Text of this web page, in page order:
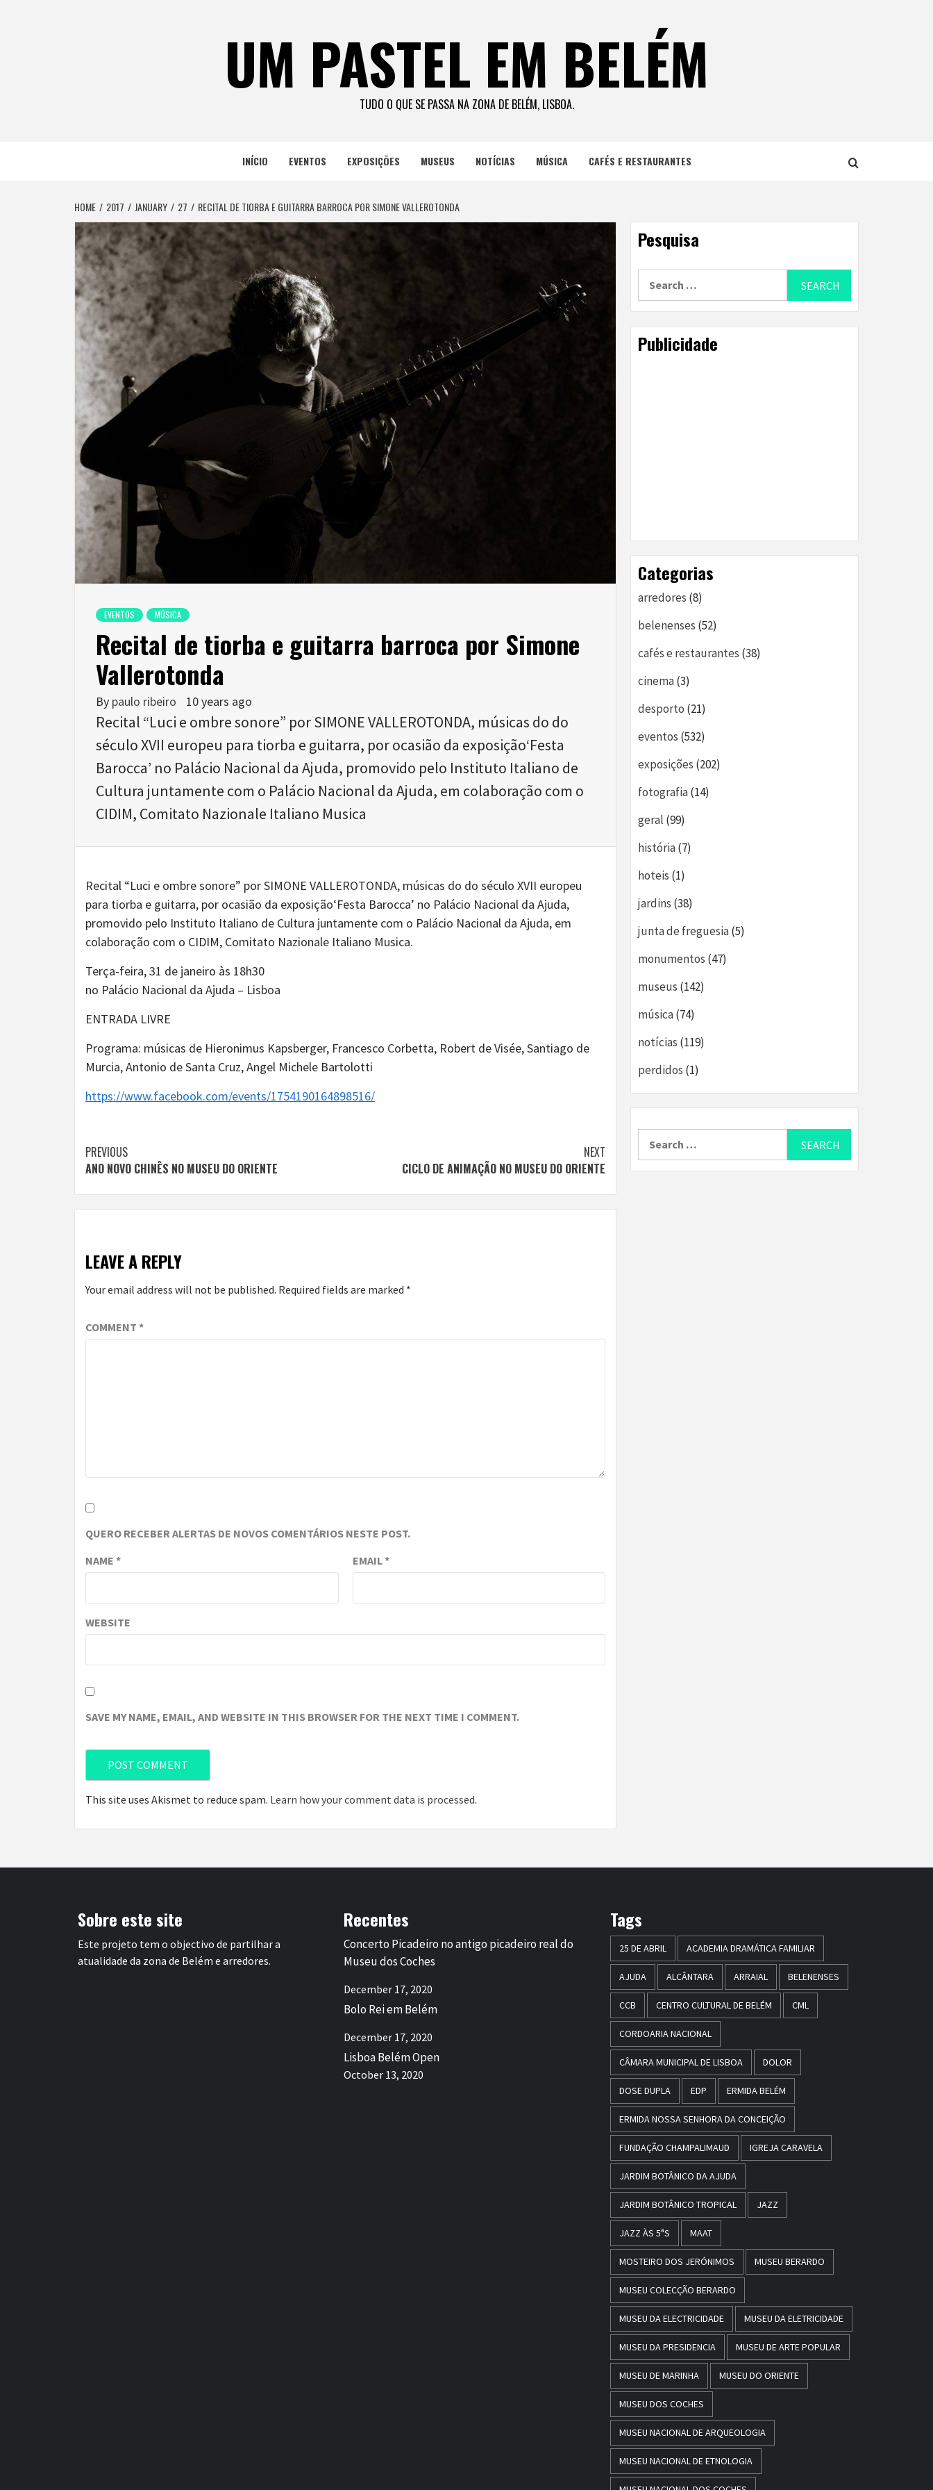
UM PASTEL EM BELÉM
TUDO O QUE SE PASSA NA ZONA DE BELÉM, LISBOA.
INÍCIO EVENTOS EXPOSIÇÕES MUSEUS NOTÍCIAS MÚSICA CAFÉS E RESTAURANTES
HOME 2017 JANUARY 27 RECITAL DE TIORBA E GUITARRA BARROCA POR SIMONE VALLEROTONDA
EVENTOS MÚSICA
Recital de tiorba e guitarra barroca por Simone
Vallerotonda
By paulo ribeiro 10 years ago
Recital “Luci e ombre sonore” por SIMONE VALLEROTONDA, músicas do do
século XVII europeu para tiorba e guitarra, por ocasião da exposição‘Festa
Barocca’ no Palácio Nacional da Ajuda, promovido pelo Instituto Italiano de
Cultura juntamente com o Palácio Nacional da Ajuda, em colaboração com o
CIDIM, Comitato Nazionale Italiano Musica
Recital “Luci e ombre sonore” por SIMONE VALLEROTONDA, músicas do do século XVII europeu
para tiorba e guitarra, por ocasião da exposição‘Festa Barocca’ no Palácio Nacional da Ajuda,
promovido pelo Instituto Italiano de Cultura juntamente com o Palácio Nacional da Ajuda, em
colaboração com o CIDIM, Comitato Nazionale Italiano Musica.
Terça-feira, 31 de janeiro às 18h30
no Palácio Nacional da Ajuda – Lisboa
ENTRADA LIVRE
Programa: músicas de Hieronimus Kapsberger, Francesco Corbetta, Robert de Visée, Santiago de
Murcia, Antonio de Santa Cruz, Angel Michele Bartolotti
https://www.facebook.com/events/1754190164898516/
Continue
Reading
PREVIOUS
ANO NOVO CHINÊS NO MUSEU DO ORIENTE
NEXT
CICLO DE ANIMAÇÃO NO MUSEU DO ORIENTE
LEAVE A REPLY
Your email address will not be published. Required fields are marked *
COMMENT *
QUERO RECEBER ALERTAS DE NOVOS COMENTÁRIOS NESTE POST.
NAME * EMAIL*
WEBSITE
SAVE MY NAME, EMAIL, AND WEBSITE IN THIS BROWSER FOR THE NEXT TIME I COMMENT.
This site uses Akismet to reduce spam. Learn how your comment data is processed.
Pesquisa
Publicidade
Categorias
arredores (8)
belenenses (52)
cafés e restaurantes (38)
cinema(3)
desporto (21)
eventos (532)
exposições (202)
fotografia(14)
geral (99)
história(7)
hoteis (1)
jardins (38)
junta de freguesia(5)
monumentos (47)
museus (142)
música(74)
notícias (119)
perdidos (1)
Sobre este site
Este projeto tem o objectivo de partilhar a
atualidade da zona de Belém e arredores.
Recentes
Concerto Picadeiro no antigo picadeiro real do
Museu dos Coches
December 17, 2020
Bolo Rei em Belém
December 17, 2020
Lisboa Belém Open
October 13, 2020
Tags
25 DE ABRIL ACADEMIA DRAMÁTICA FAMILIAR
AJUDA ALCÂNTARA ARRAIAL BELENENSES
CCB CENTRO CULTURAL DE BELÉM CML
CORDOARIA NACIONAL
CÂMARA MUNICIPAL DE LISBOA DOLOR
DOSE DUPLA EDP ERMIDA BELÉM
ERMIDA NOSSA SENHORA DA CONCEIÇÃO
FUNDAÇÃO CHAMPALIMAUD IGREJA CARAVELA
JARDIM BOTÂNICO DA AJUDA
JARDIM BOTÂNICO TROPICAL JAZZ
JAZZ ÀS 5ªS MAAT
MOSTEIRO DOS JERÓNIMOS MUSEU BERARDO
MUSEU COLECÇÃO BERARDO
MUSEU DA ELECTRICIDADE MUSEU DA ELETRICIDADE
MUSEU DA PRESIDENCIA MUSEU DE ARTE POPULAR
MUSEU DE MARINHA MUSEU DO ORIENTE
MUSEU DOS COCHES
MUSEU NACIONAL DE ARQUEOLOGIA
MUSEU NACIONAL DE ETNOLOGIA